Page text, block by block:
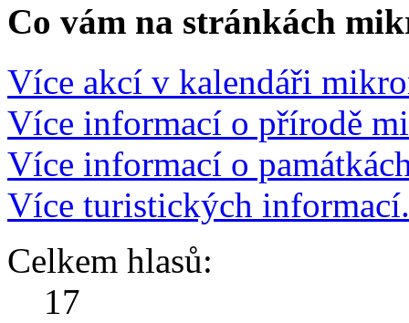
Co vám na stránkách
Více akcí v kalendáři
Více informací o přírodě
Více informací o
Více turistických
Celkem hlasů:
17